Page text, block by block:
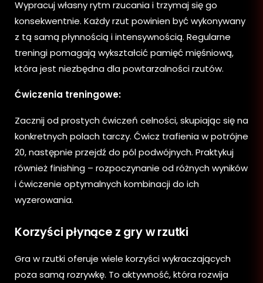
Wypracuj własny rytm rzucania i trzymaj się go
konsekwentnie. Każdy rzut powinien być wykonywany
z tą samą płynnością i intensywnością. Regularne
treningi pomagają wykształcić pamięć mięśniową,
która jest niezbędna dla powtarzalności rzutów.
Ćwiczenia treningowe:
Zacznij od prostych ćwiczeń celności, skupiając się na
konkretnych polach tarczy. Ćwicz trafienia w potrójne
20, następnie przejdź do pól podwójnych. Praktykuj
również finishing – rozpoczynanie od różnych wyników
i ćwiczenie optymalnych kombinacji do ich
wyzerowania.
Korzyści płynące z gry w rzutki
Gra w rzutki oferuje wiele korzyści wykraczających
poza samą rozrywkę. To aktywność, która rozwija